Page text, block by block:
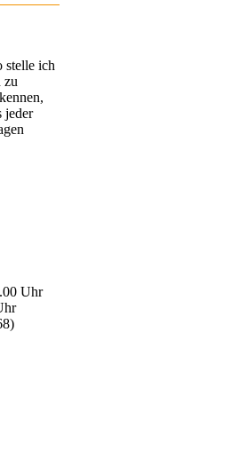
stelle ich
zu
jeder
Uhr